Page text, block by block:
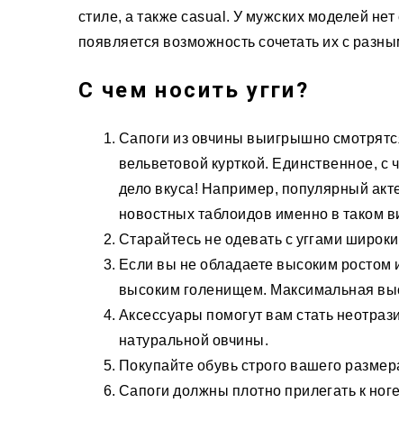
стиле, а также casual. У мужских моделей
появляется возможность сочетать их с
С чем носить угги?
Сапоги из овчины выигрышно
вельветовой курткой. Единственное,
дело вкуса! Например, популярный
новостных таблоидов именно в таком
Старайтесь не одевать с уггами
Если вы не обладаете высоким ростом
высоким голенищем. Максимальная
Аксессуары помогут вам стать
натуральной овчины.
Покупайте обувь строго вашего
Сапоги должны плотно прилегать к